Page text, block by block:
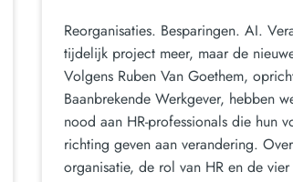
Reorganisaties. Besparingen. AI.
tijdelijk project meer, maar de
Volgens Ruben Van Goethem,
Baanbrekende Werkgever, hebben
nood aan HR-professionals die hun
richting geven aan verandering.
organisatie, de rol van HR en de vier